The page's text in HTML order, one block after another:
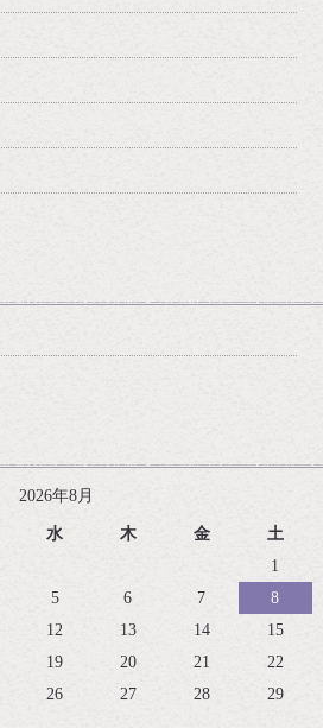
2026年8月
水 木 金
土
1
5 6 7
8
12 13 14
15
19 20 21
22
26 27 28
29